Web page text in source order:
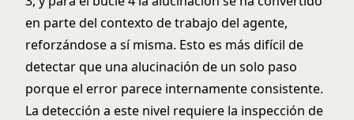
en parte del contexto de trabajo del agente,
reforzándose a sí misma. Esto es más difícil de
detectar que una alucinación de un solo paso
porque el error parece internamente consistente.
La detección a este nivel requiere la inspección de